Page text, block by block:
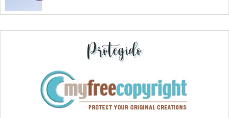
Protegido